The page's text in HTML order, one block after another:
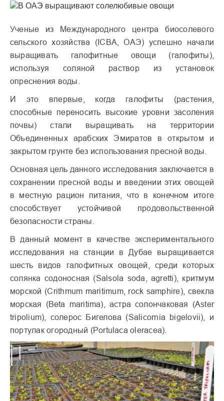
Ученые из Международного центра биосолевого
сельского хозяйства (ICBA, ОАЭ) успешно начали
выращивать галофитные овощи (галофиты),
используя соляной раствор из установок
опреснения воды.
И это впервые, когда галофиты (растения,
способные переносить высокие уровни засоления
почвы) стали выращивать на территории
Объединенных арабских Эмиратов в открытом и
закрытом грунте без использования пресной воды.
Основная цель данного исследования заключается в
сохранении пресной воды и введении этих овощей
в местную рацион питания, что в конечном итоге
способствует устойчивой продовольственной
безопасности страны.
В данный момент в качестве экспериментального
исследования на станции в Дубае выращивается
шесть видов галофитных овощей, среди которых
солянка содоносная (Salsola soda, agretti), критмум
морской (Crithmum maritimum, rock samphire), свекла
морская (Beta maritima), астра солончаковая (Aster
tripolium), солерос Бигелова (Salicornia bigelovii), и
портулак огородный (Portulaca oleracea).